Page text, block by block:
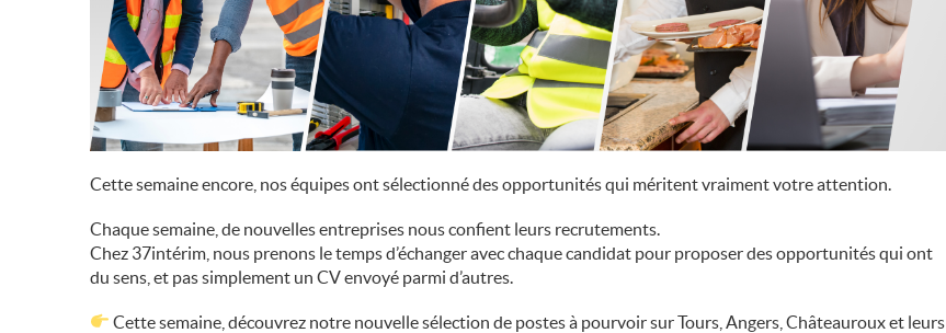
Cette semaine encore, nos équipes ont sélectionné des opportunités qui méritent vraiment votre attention.
Chaque semaine, de nouvelles entreprises nous confient leurs recrutements.
Chez 37intérim, nous prenons le temps d’échanger avec chaque candidat pour proposer des opportunités qui ont
du sens, et pas simplement un CV envoyé parmi d’autres.
Cette semaine, découvrez notre nouvelle sélection de postes à pourvoir sur Tours, Angers, Châteauroux et leurs